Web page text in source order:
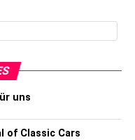
uns
of Classic Cars